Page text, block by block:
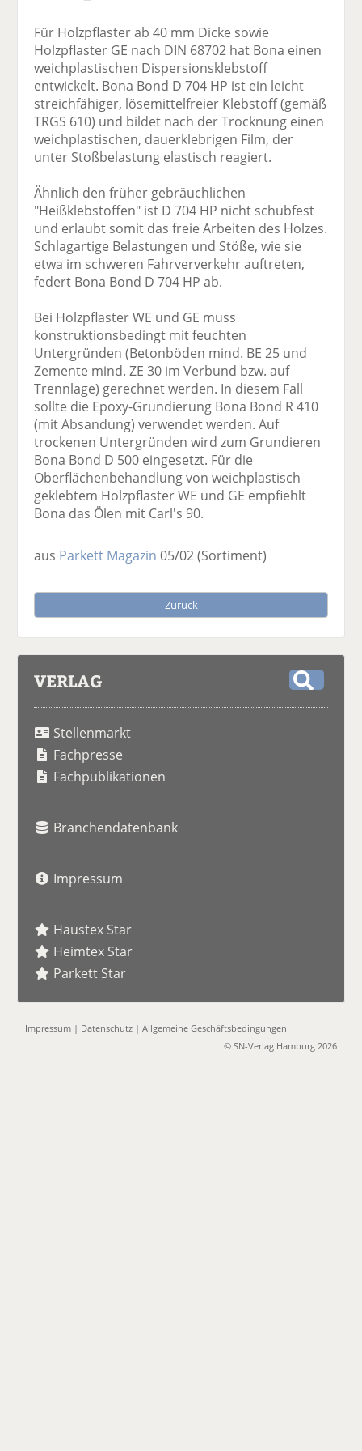
Für Holzpflaster ab 40 mm Dicke sowie
Holzpflaster GE nach DIN 68702 hat Bona einen
weichplastischen Dispersionsklebstoff
entwickelt. Bona Bond D 704 HP ist ein leicht
streichfähiger, lösemittelfreier Klebstoff (gemäß
TRGS 610) und bildet nach der Trocknung einen
weichplastischen, dauerklebrigen Film, der
unter Stoßbelastung elastisch reagiert.
Ähnlich den früher gebräuchlichen
"Heißklebstoffen" ist D 704 HP nicht schubfest
und erlaubt somit das freie Arbeiten des Holzes.
Schlagartige Belastungen und Stöße, wie sie
etwa im schweren Fahrververkehr auftreten,
federt Bona Bond D 704 HP ab.
Bei Holzpflaster WE und GE muss
konstruktionsbedingt mit feuchten
Untergründen (Betonböden mind. BE 25 und
Zemente mind. ZE 30 im Verbund bzw. auf
Trennlage) gerechnet werden. In diesem Fall
sollte die Epoxy-Grundierung Bona Bond R 410
(mit Absandung) verwendet werden. Auf
trockenen Untergründen wird zum Grundieren
Bona Bond D 500 eingesetzt. Für die
Oberflächenbehandlung von weichplastisch
geklebtem Holzpflaster WE und GE empfiehlt
Bona das Ölen mit Carl's 90.
aus Parkett Magazin 05/02(Sortiment)
Zurück
VERLAG
Stellenmarkt
Fachpresse
Fachpublikationen
Branchendatenbank
Impressum
Haustex Star
Heimtex Star
Parkett Star
Impressum | Datenschutz |Allgemeine Geschäftsbedingungen
© SN-Verlag Hamburg 2026